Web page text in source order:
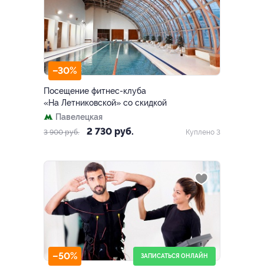
–30%
Посещение фитнес-клуба
«На Летниковской» со скидкой
Павелецкая
3 900 руб. 2 730 руб. Куплено 3
–50% ЗАПИСАТЬСЯ ОНЛАЙН